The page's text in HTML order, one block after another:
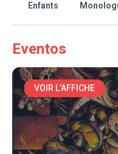
Enfants
Eventos
VOIR L'AFFICHE